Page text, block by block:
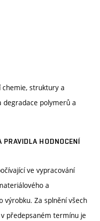
struktury a
degradace polymerů a
PRAVIDLA HODNOCENÍ
ve vypracování
a
výrobku. Za splnění všech
předepsaném termínu je